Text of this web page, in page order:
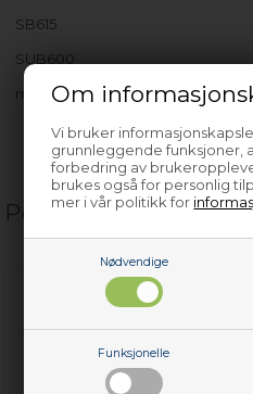
Om
Vi bruker
grunnleggende funksjoner,
forbedring av
brukes også for personlig
mer i vår politikk for
Nødvendige
Funksjonelle
SB615
SUB600
med flere…
Populære relaterte